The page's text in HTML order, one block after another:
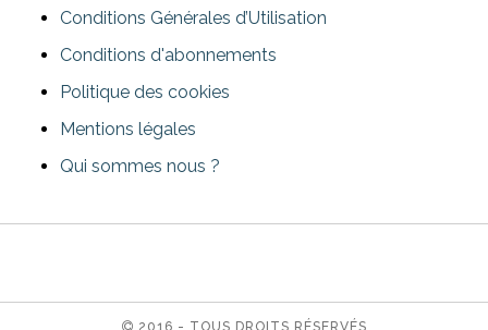
Conditions Générales d’Utilisation
Conditions d'abonnements
Politique des cookies
Mentions légales
Qui sommes nous ?
2016 - TOUS DROITS RÉSERVÉS